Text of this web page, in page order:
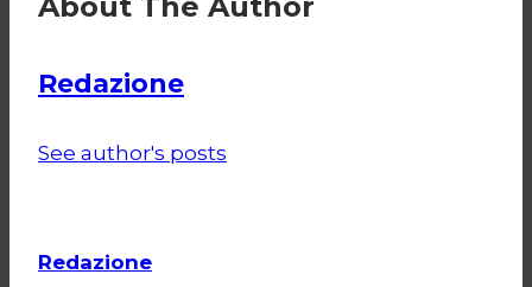
Redazione
See author's posts
Redazione